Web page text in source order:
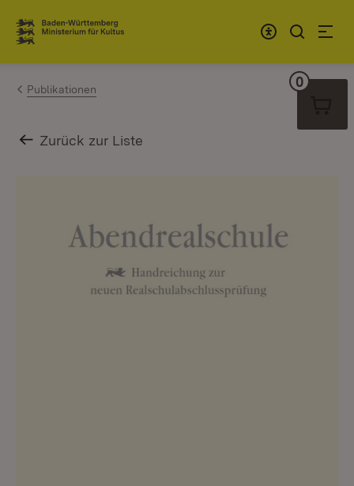
Zum Inhalt springen
Link zur Startseite
Publikationen
Zurück zur Liste
0